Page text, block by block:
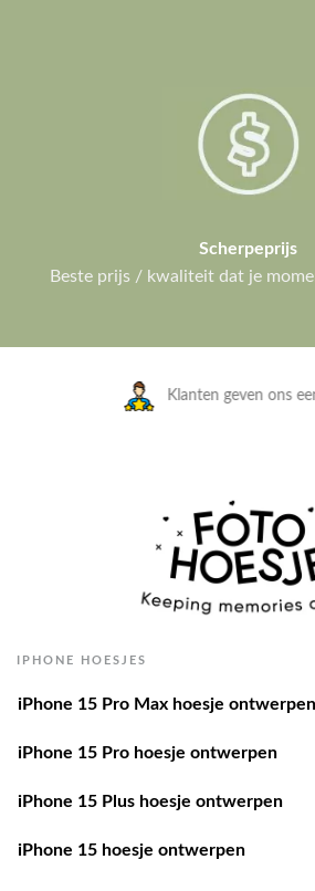
Scherpeprijs
Beste prijs / kwaliteit dat je
Klanten geven ons
IPHONE HOESJES
iPhone 15 Pro Max hoesje ontwerpen
iPhone 15 Pro hoesje ontwerpen
iPhone 15 Plus hoesje ontwerpen
iPhone 15 hoesje ontwerpen